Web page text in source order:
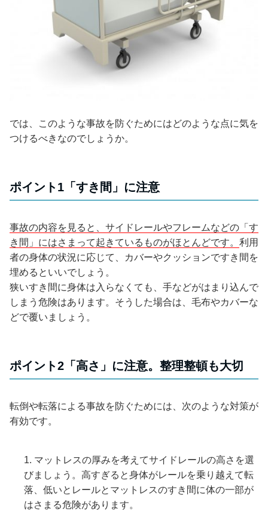
では、このような事故を防ぐためにはどのような点に気を
つけるべきなのでしょうか。
ポイント1「すき間」に注意
事故の内容を見ると、サイドレールやフレームなどの「す
き間」にはさまって起きているものがほとんどです。 利用
者の身体の状況に応じて、カバーやクッションですき間を
埋めるといいでしょう。
狭いすき間に身体は入らなくても、手などがはまり込んで
しまう危険はあります。そうした場合は、毛布やカバーな
どで覆いましょう。
ポイント2「高さ」に注意。整理整頓も大切
転倒や転落による事故を防ぐためには、次のような対策が
有効です。
マットレスの厚みを考えてサイドレールの高さを選
びましょう。高すぎると身体がレールを乗り越えて転
落、低いとレールとマットレスのすき間に体の一部が
はさまる危険があります。